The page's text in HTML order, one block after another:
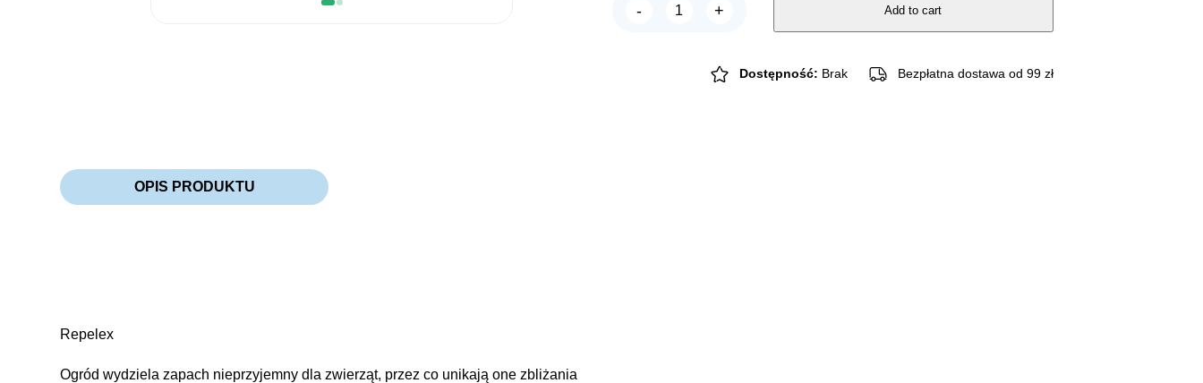
-
Repelex
OGRODOWY
+ Add to cart
Dostępność: Brak Bezpłatna dostawa od 99 zł
OPIS PRODUKTU
Repelex
Ogród wydziela zapach nieprzyjemny dla zwierząt, przez co unikają one zbliżania